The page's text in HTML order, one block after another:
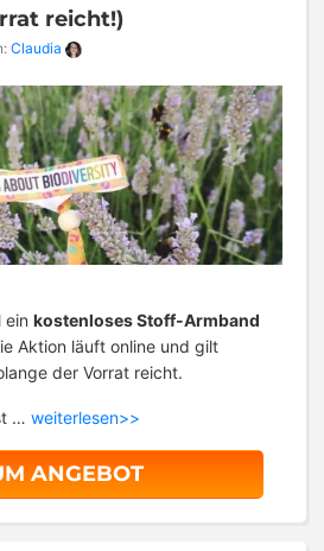
reicht!)
Claudia
ein kostenloses Stoff-Armband
Aktion läuft online und gilt
der Vorrat reicht.
… weiterlesen>>
ANGEBOT